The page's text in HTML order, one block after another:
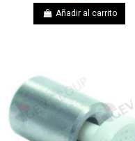
Añadir al carrito